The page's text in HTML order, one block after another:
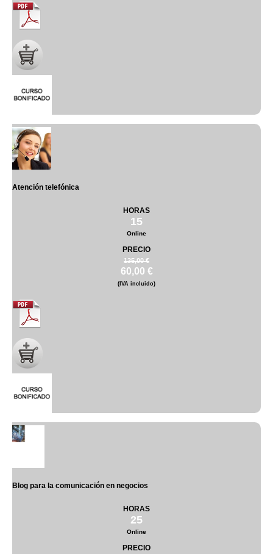
Atención telefónica
HORAS
15
Online
PRECIO
135,00 €
60,00 €
(IVA incluido)
Blog para la comunicación en negocios
HORAS
25
Online
PRECIO